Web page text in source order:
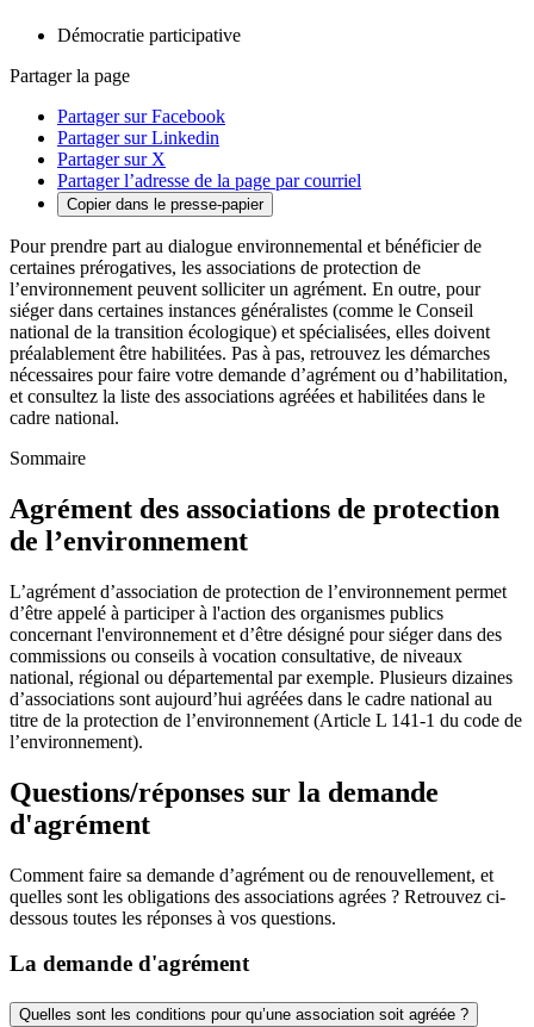
Démocratie participative
Partager la page
Partager sur Facebook
Partager sur Linkedin
Partager sur X
Partager l’adresse de la page par courriel
Copier dans le presse-papier
Pour prendre part au dialogue environnemental et bénéficier de
certaines prérogatives, les associations de protection de
l’environnement peuvent solliciter un agrément. En outre, pour
siéger dans certaines instances généralistes (comme le Conseil
national de la transition écologique) et spécialisées, elles doivent
préalablement être habilitées. Pas à pas, retrouvez les démarches
nécessaires pour faire votre demande d’agrément ou d’habilitation,
et consultez la liste des associations agréées et habilitées dans le
cadre national.
Sommaire
Agrément des associations de protection
de l’environnement
L’agrément d’association de protection de l’environnement permet
d’être appelé à participer à l'action des organismes publics
concernant l'environnement et d’être désigné pour siéger dans des
commissions ou conseils à vocation consultative, de niveaux
national, régional ou départemental par exemple. Plusieurs dizaines
d’associations sont aujourd’hui agréées dans le cadre national au
titre de la protection de l’environnement (Article L 141-1 du code de
l’environnement).
Questions/réponses sur la demande
d'agrément
Comment faire sa demande d’agrément ou de renouvellement, et
quelles sont les obligations des associations agrées ? Retrouvez ci-
dessous toutes les réponses à vos questions.
La demande d'agrément
Quelles sont les conditions pour qu’une association soit agréée ?